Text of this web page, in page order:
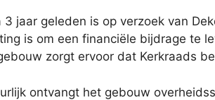
3 jaar geleden is op verzoek van
is om een financiële bijdrage te
zorgt ervoor dat Kerkraads
ontvangt het gebouw